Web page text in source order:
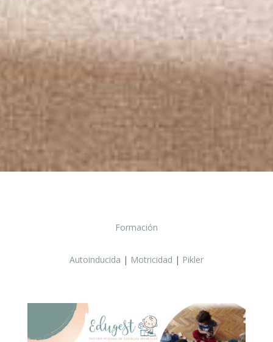
Formación
Autoinducida | Motricidad | Pikler